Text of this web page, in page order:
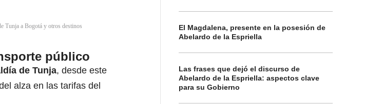
Tunja a Bogotá y otros destinos
público
de Tunja, desde este
alza en las tarifas del
El Magdalena, presente en la posesión de
Abelardo de la Espriella
Las frases que dejó el discurso de
Abelardo de la Espriella: aspectos clave
para su Gobierno